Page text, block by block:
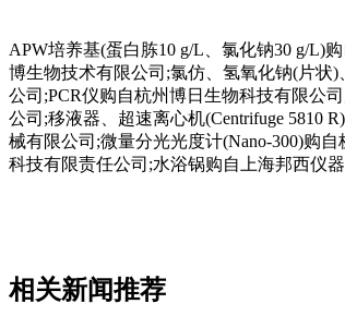
APW培养基(蛋白胨10 g/L、氯化钠30 g/L)
博生物技术有限公司;氯仿、氢氧化钠(片状
公司;PCR仪购自杭州博日生物科技有限公
公司;移液器、超速离心机(Centrifuge 5810
械有限公司;微量分光光度计(Nano-300)购
科技有限责任公司;水浴锅购自上海邦西仪
相关新闻推荐